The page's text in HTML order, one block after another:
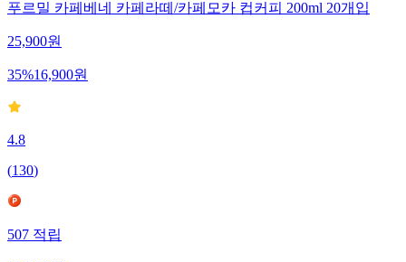
푸르밀 카페베네 카페라떼/카페모카 컵커피 200ml 20개입
25,900원
35%16,900원
4.8
(130)
507적립